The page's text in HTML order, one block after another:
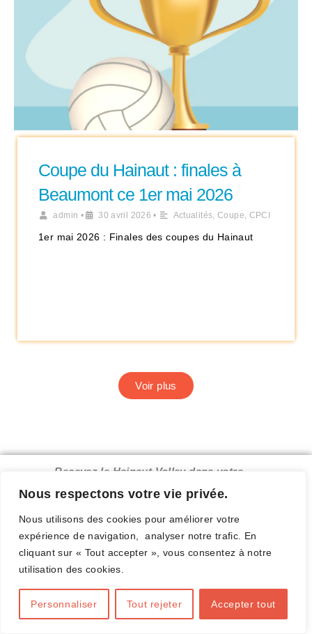
Nous respectons votre vie privée.
Nous utilisons des cookies pour améliorer votre
expérience de navigation, analyser notre trafic. En
cliquant sur « Tout accepter », vous consentez à notre
utilisation des cookies.
Personnaliser Tout rejeter Accepter tout
Coupe du Hainaut : finales à
Beaumont ce 1er mai 2026
admin • 30 avril 2026 • Actualités, Coupe, CPCI
1er mai 2026 : Finales des coupes du Hainaut
Voir plus
Recevez le Hainaut Volley dans votre
boîte mail.
Complétez ce formulaire
E-mail valide